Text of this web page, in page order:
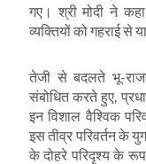
गए। श्री मोदी ने कहा
व्यक्तियों को गहराई
तेजी से बदलते भू-
संबोधित करते हुए
इन विशाल वैश्विक
इस तीव्र परिवर्तन के
के दोहरे परिदृश्य के